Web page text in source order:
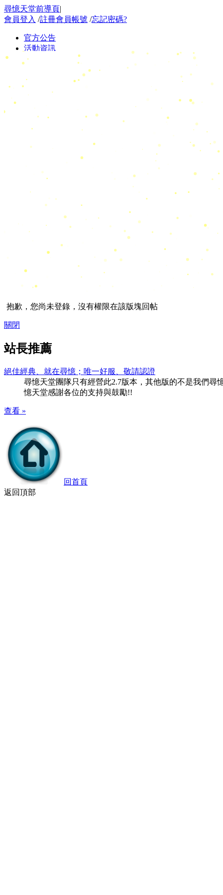
尋憶天堂前導頁|
會員登入 /註冊會員帳號 /忘記密碼?
抱歉，您尚未登錄，沒有權限在該版塊回帖
關閉
站長推薦
絕佳經典、就在尋憶；唯一好服、敬請認證
尋憶天堂團隊只有經營此2.7版本，其他版的不是我們尋
憶天堂感謝各位的支持與鼓勵!!
查看 »
回首頁
返回頂部